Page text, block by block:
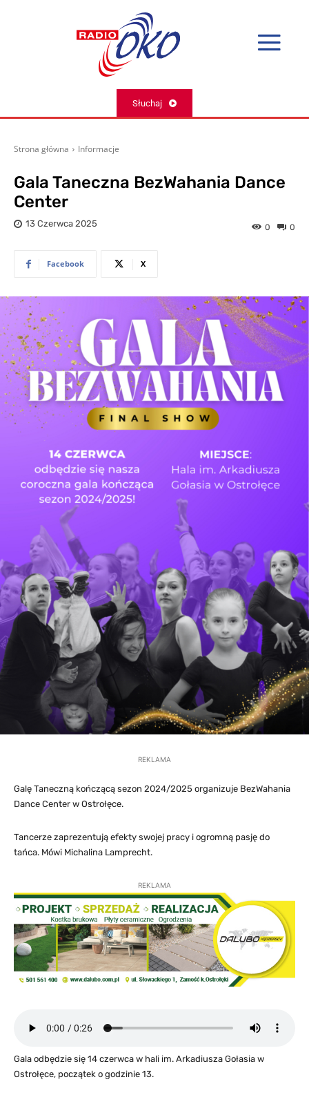
Słuchaj
Strona główna Informacje
Gala Taneczna BezWahania Dance
Center
13 Czerwca 2025 0
0
Facebook X
REKLAMA
Galę Taneczną kończącą sezon 2024/2025 organizuje BezWahania
Dance Center w Ostrołęce.
Tancerze zaprezentują efekty swojej pracy i ogromną pasję do
tańca. Mówi Michalina Lamprecht.
REKLAMA
Gala odbędzie się 14 czerwca w hali im. Arkadiusza Gołasia w
Ostrołęce, początek o godzinie 13.